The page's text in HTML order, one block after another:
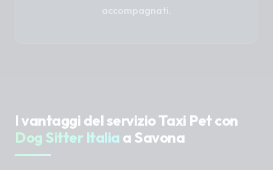
accompagnati.
I vantaggi del servizio Taxi Pet con
Dog Sitter Italia a Savona